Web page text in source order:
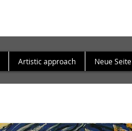
Artistic approach Neue Seite